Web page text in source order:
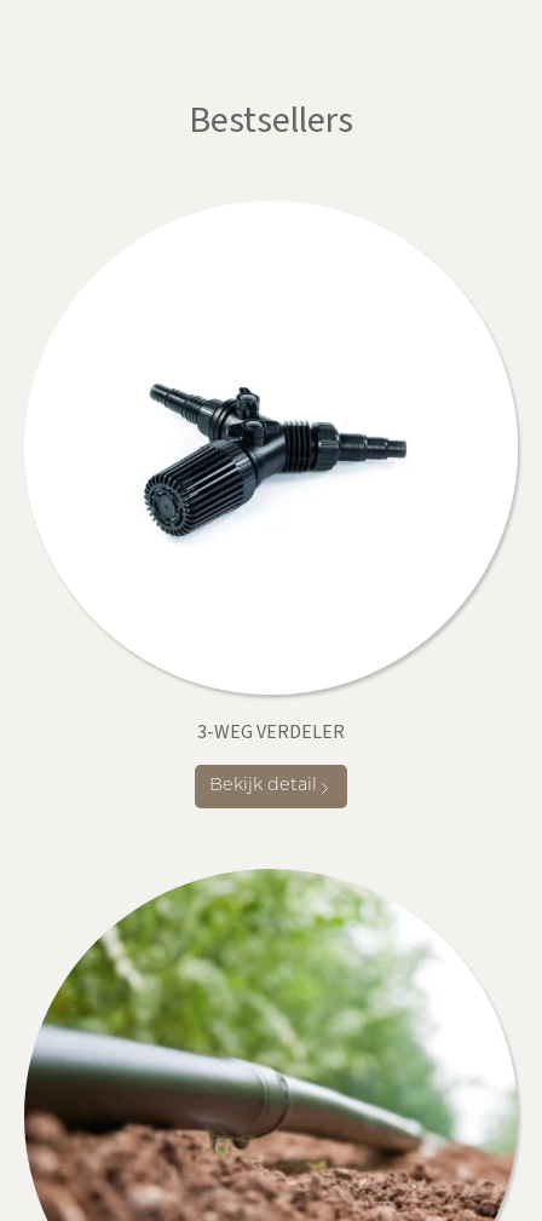
Bestsellers
3-WEG VERDELER
Bekijk detail